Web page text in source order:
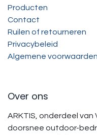
Producten
Contact
Ruilen of retourneren
Privacybeleid
Algemene voorwaarden
Over ons
ARKTIS, onderdeel van
doorsnee outdoor-